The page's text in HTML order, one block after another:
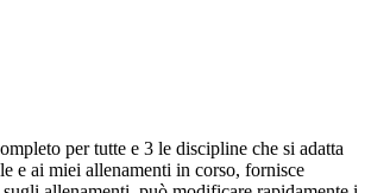
per tutte e 3 le discipline che si adatta
e ai miei allenamenti in corso, fornisce